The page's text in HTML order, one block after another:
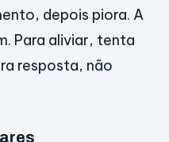
depois piora. A
Para aliviar, tenta
resposta, não